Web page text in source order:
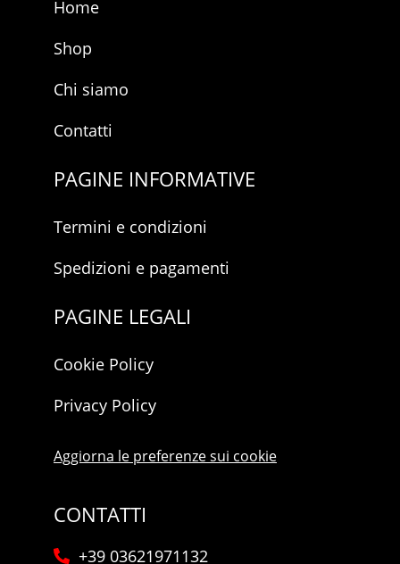
Home
Shop
Chi siamo
Contatti
PAGINE INFORMATIVE
Termini e condizioni
Spedizioni e pagamenti
PAGINE LEGALI
Cookie Policy
Privacy Policy
Aggiorna le preferenze sui cookie
CONTATTI
+39 03621971132